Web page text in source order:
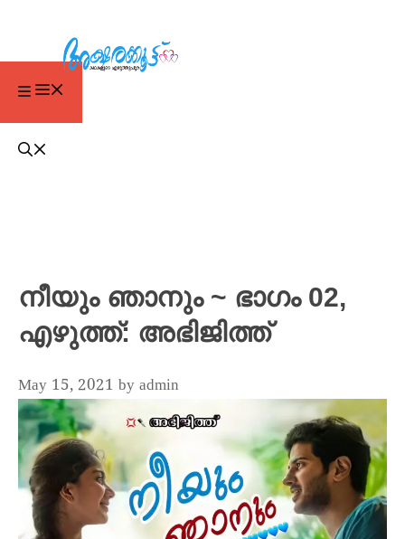
നീയും ഞാനും ~ ഭാഗം 02,
എഴുത്ത്: അഭിജിത്ത്
May 15, 2021 by admin